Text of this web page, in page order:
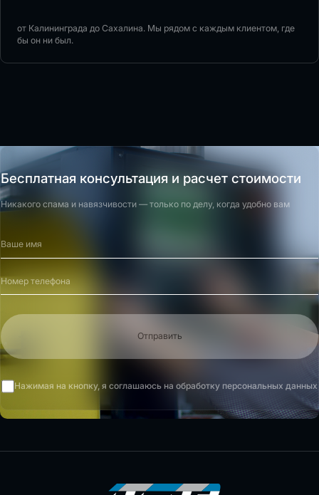
от Калининграда до Сахалина. Мы рядом с каждым клиентом, где
бы он ни был.
Бесплатная консультация и расчет стоимости
Никакого спама и навязчивости — только по делу, когда удобно вам
Отправить
Нажимая на кнопку, я соглашаюсь на обработку персональных данных